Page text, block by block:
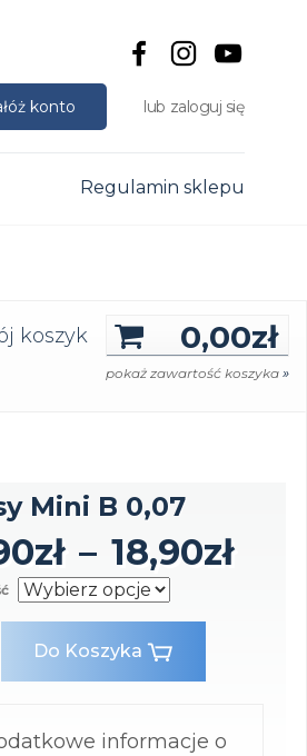
konto zaloguj się
Regulamin sklepu
koszyk 0,00zł
pokaż zawartość koszyka »
Mini B 0,07
zł – 18,90zł
Do Koszyka
informacje o